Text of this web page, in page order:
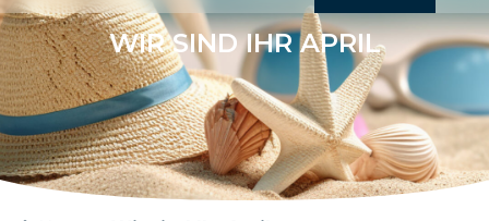
WIR SIND IHR APRIL